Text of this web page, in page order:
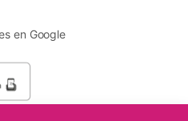
en Google